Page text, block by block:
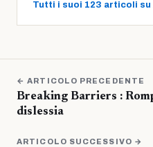
Tutti i suoi 123 articoli su
← ARTICOLO PRECEDENTE
Breaking Barriers :
dislessia
ARTICOLO SUCCESSIVO →